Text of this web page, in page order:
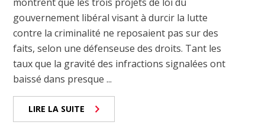
montrent que les trois projets de loi du
gouvernement libéral visant à durcir la lutte
contre la criminalité ne reposaient pas sur des
faits, selon une défenseuse des droits. Tant les
taux que la gravité des infractions signalées ont
baissé dans presque ...
LIRE LA SUITE